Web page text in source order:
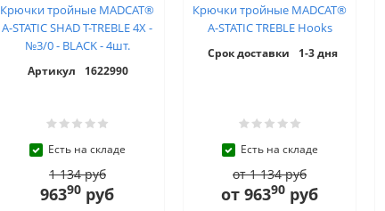
Крючки тройные MADCAT®
A-STATIC SHAD T-TREBLE 4X -
№3/0 - BLACK - 4шт.
Артикул 1622990
Есть на складе
1 134 руб
96390 руб
Крючки тройные MADCAT®
A-STATIC TREBLE Hooks
Срок доставки 1-3 дня
Есть на складе
от 1 134 руб
от 96390 руб